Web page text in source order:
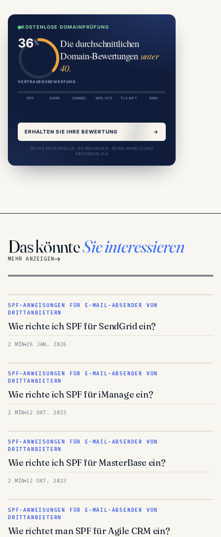
KOSTENLOSE DOMAINPRÜFUNG
VERTRAUENSBEWERTUNG
Die durchschnittlichen
Domain-Bewertungen unter
40.
SPF DKIM DMARC MTA-STS TLS-RPT BIMI
ERHALTEN SIE IHRE BEWERTUNG →
SECHS PROTOKOLLE · 60 SEKUNDEN · KEINE ANMELDUNG
ERFORDERLICH
Das könnteSie interessieren
MEHR ANZEIGEN
SPF-ANWEISUNGEN FÜR E-MAIL-ABSENDER VON
DRITTANBIETERN
Wie richte ich SPF für SendGrid ein?
2 MÍN 26 JAN. 2026
SPF-ANWEISUNGEN FÜR E-MAIL-ABSENDER VON
DRITTANBIETERN
Wie richte ich SPF für iManage ein?
2 MÍN 12 OKT. 2023
SPF-ANWEISUNGEN FÜR E-MAIL-ABSENDER VON
DRITTANBIETERN
Wie richte ich SPF für MasterBase ein?
2 MÍN 12 OKT. 2023
SPF-ANWEISUNGEN FÜR E-MAIL-ABSENDER VON
DRITTANBIETERN
Wie richtet man SPF für Agile CRM ein?